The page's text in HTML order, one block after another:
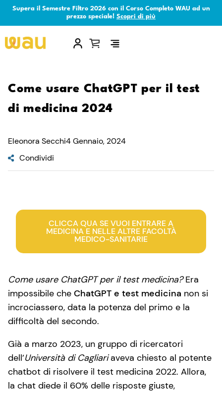
Supera il Semestre Filtro 2026 con il Corso Completo WAU ad un
prezzo speciale! Scopri di più
×
Come usare ChatGPT per il test
di medicina 2024
Eleonora Secchi4 Gennaio, 2024
Condividi
CLICCA QUA SE VUOI ENTRARE A
MEDICINA E NELLE ALTRE FACOLTÀ
MEDICO-SANITARIE
Come usare ChatGPT per il test medicina?Era
impossibile che ChatGPT e test medicina non si
incrociassero, data la potenza del primo e la
difficoltà del secondo.
Già a marzo 2023, un gruppo di ricercatori
dell’Università di Cagliariaveva chiesto al potente
chatbot di risolvere il test medicina 2022. Allora,
la chat diede il 60% delle risposte giuste,